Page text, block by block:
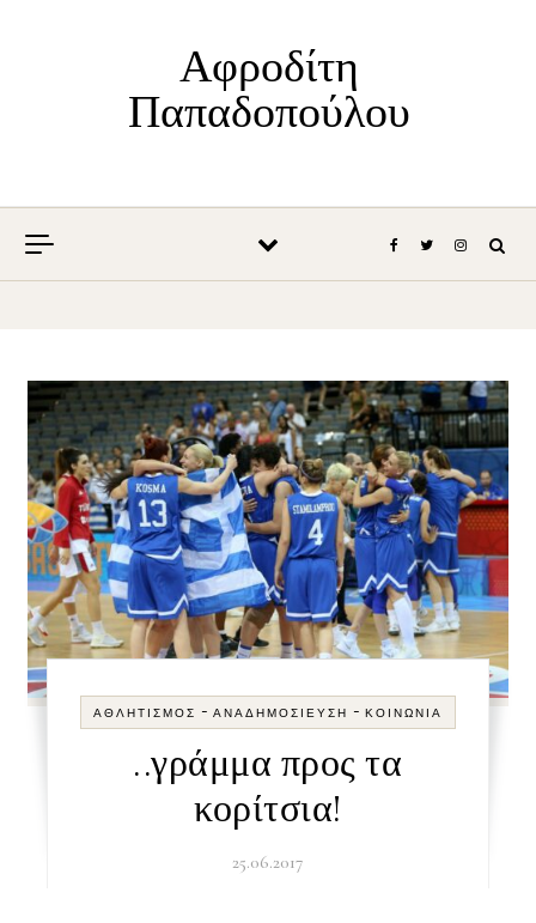
Αφροδίτη
Παπαδοπούλου
ΑΘΛΗΤΙΣΜΌΣ - ΑΝΑΔΗΜΟΣΊΕΥΣΗ - ΚΟΙΝΩΝΊΑ
..γράμμα προς τα
κορίτσια!
25.06.2017